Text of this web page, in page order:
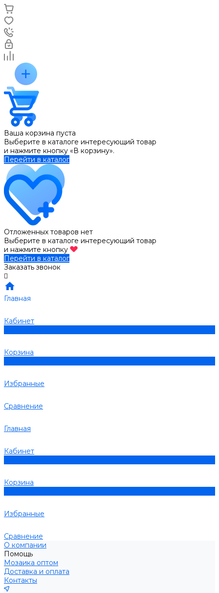
Ваша корзина пуста
Выберите в каталоге интересующий товар
и нажмите кнопку «В корзину».
Перейти в каталог
Отложенных товаров нет
Выберите в каталоге интересующий товар
и нажмите кнопку
Перейти в каталог
Заказать звонок
Главная
Кабинет
Корзина
Избранные
Сравнение
Главная
Кабинет
Корзина
Избранные
Сравнение
О компании
Помощь
Мозаика оптом
Доставка и оплата
Контакты